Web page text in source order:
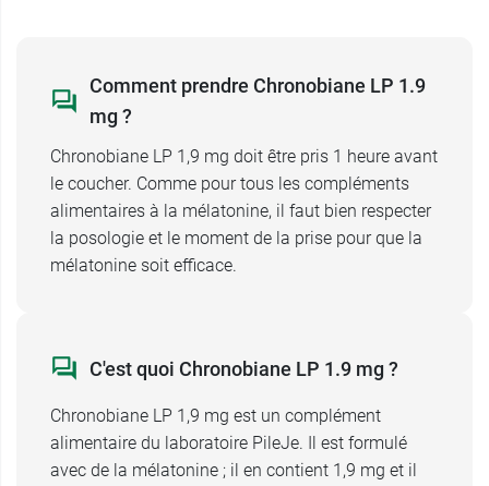
Comment prendre Chronobiane LP 1.9
mg ?
Chronobiane LP 1,9 mg doit être pris 1 heure avant
le coucher. Comme pour tous les compléments
alimentaires à la mélatonine, il faut bien respecter
la posologie et le moment de la prise pour que la
mélatonine soit efficace.
C'est quoi Chronobiane LP 1.9 mg ?
Chronobiane LP 1,9 mg est un complément
alimentaire du laboratoire PileJe. Il est formulé
avec de la mélatonine ; il en contient 1,9 mg et il